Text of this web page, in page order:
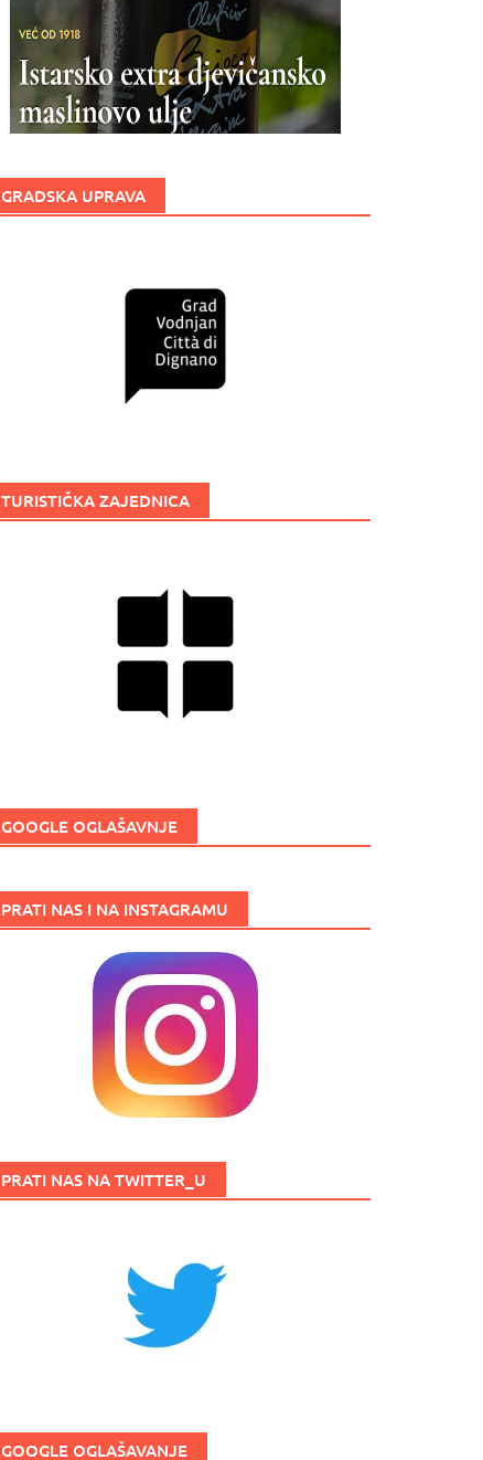
GRADSKA UPRAVA
TURISTIČKA ZAJEDNICA
GOOGLE OGLAŠAVNJE
PRATI NAS I NA INSTAGRAMU
PRATI NAS NA TWITTER_U
GOOGLE OGLAŠAVANJE